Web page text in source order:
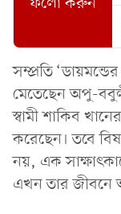
ফলো করুন
সম্প্রতি
মেতেছেন অপু-
স্বামী শাকিব
করেছেন। তবে
নয়, এক
এখন তার জীবনে